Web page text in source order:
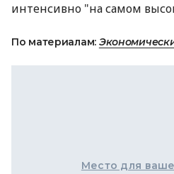
интенсивно "на самом
По материалам:
Место для